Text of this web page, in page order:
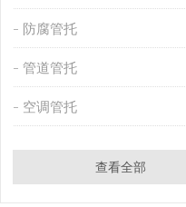
防腐管托
管道管托
空调管托
查看全部